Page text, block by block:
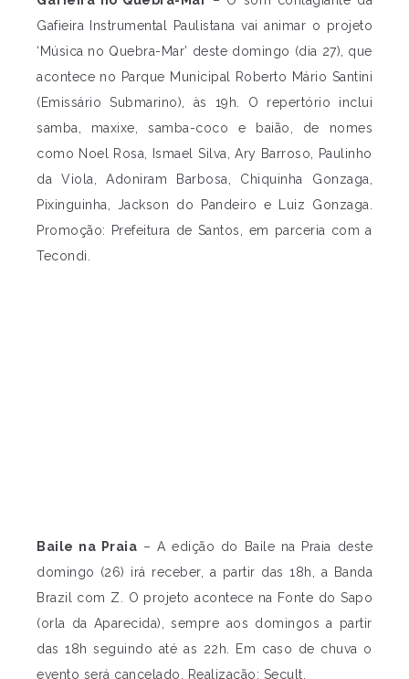
Gafieira Instrumental Paulistana vai animar o projeto
‘Música no Quebra-Mar’ deste domingo (dia 27), que
acontece no Parque Municipal Roberto Mário Santini
(Emissário Submarino), às 19h. O repertório inclui
samba, maxixe, samba-coco e baião, de nomes
como Noel Rosa, Ismael Silva, Ary Barroso, Paulinho
da Viola, Adoniram Barbosa, Chiquinha Gonzaga,
Pixinguinha, Jackson do Pandeiro e Luiz Gonzaga.
Promoção: Prefeitura de Santos, em parceria com a
Tecondi.
Baile na Praia – A edição do Baile na Praia deste
domingo (26) irá receber, a partir das 18h, a Banda
Brazil com Z. O projeto acontece na Fonte do Sapo
(orla da Aparecida), sempre aos domingos a partir
das 18h seguindo até as 22h. Em caso de chuva o
evento será cancelado. Realização: Secult.